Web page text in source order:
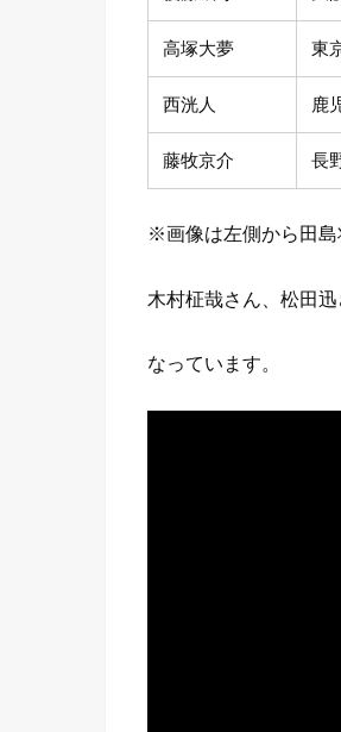
高塚大夢 東
西洸人 鹿
藤牧京介 長
※画像は左側から田島
木村柾哉さん、松田
なっています。